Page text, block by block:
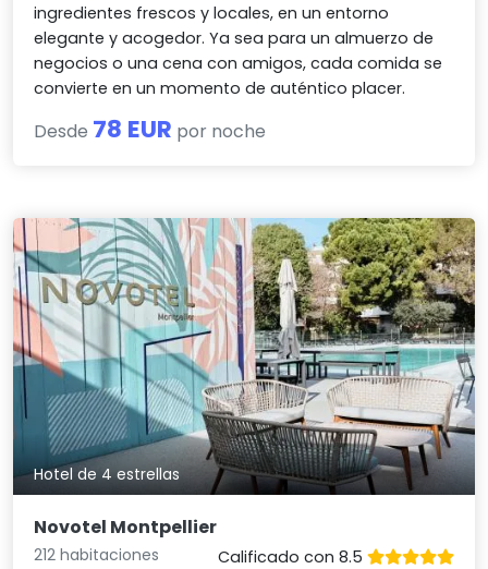
ingredientes frescos y locales, en un entorno
elegante y acogedor. Ya sea para un almuerzo de
negocios o una cena con amigos, cada comida se
convierte en un momento de auténtico placer.
Desde 78 EUR por noche
Hotel de 4 estrellas
Novotel Montpellier
212 habitaciones
Calificado con 8.5